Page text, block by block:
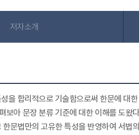
저자소개
을 합리적으로 기술함으로써 한문에 대
아 문장 분류 기준에 대한 이해를 도
문법만의 고유한 특성을 반영하여 서법